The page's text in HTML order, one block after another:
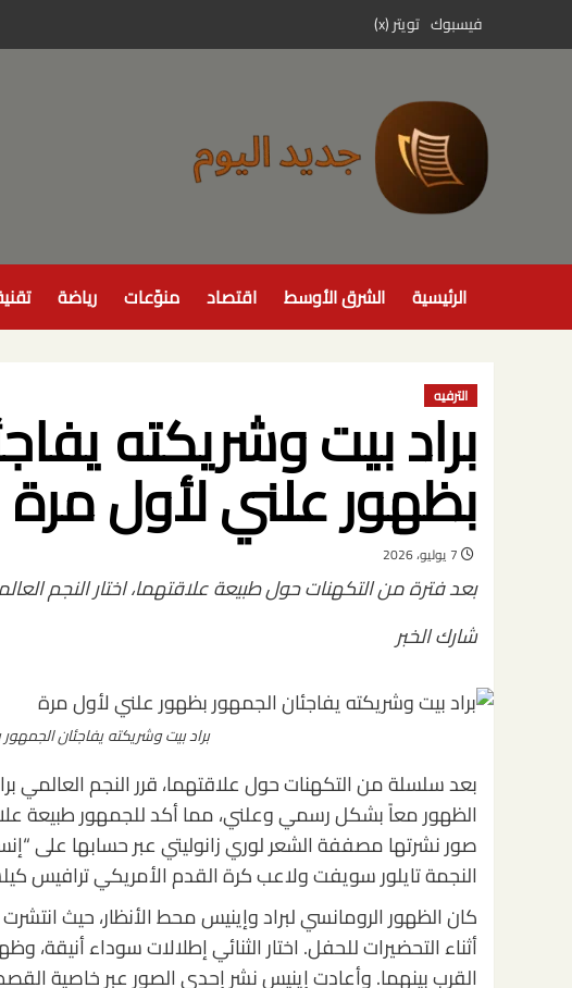
فيسبوك تويتر (x)
الرئيسية الشرق الأوسط اقتصاد منوّعات رياضة
الترفيه
براد بيت وشريكته
بظهور علني لأول مرة
7 يوليو، 2026
بعد فترة من التكهنات حول طبيعة علاقتهما، اختار النجم
شارك الخبر
براد بيت وشريكته يفاجئان
بعد سلسلة من التكهنات حول علاقتهما، قرر النجم
الظهور معاً بشكل رسمي وعلني، مما أكد للجمهور طبيعة
صور نشرتها مصففة الشعر لوري زانوليتي عبر حسابها على
النجمة تايلور سويفت ولاعب كرة القدم الأمريكي ترافيس
كان الظهور الرومانسي لبراد وإينيس محط الأنظار، حيث
أثناء التحضيرات للحفل. اختار الثنائي إطلالات سوداء